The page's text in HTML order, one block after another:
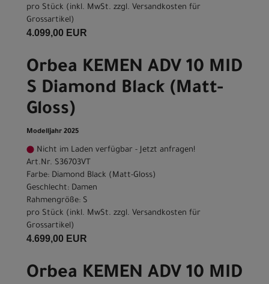
pro Stück (inkl. MwSt. zzgl. Versandkosten für
Grossartikel )
4.099,00 EUR
Orbea KEMEN ADV 10 MID
S Diamond Black (Matt-
Gloss)
Modelljahr 2025
Nicht im Laden verfügbar - Jetzt anfragen!
Art.Nr. S36703VT
Farbe: Diamond Black (Matt-Gloss)
Geschlecht: Damen
Rahmengröße: S
pro Stück (inkl. MwSt. zzgl. Versandkosten für
Grossartikel )
4.699,00 EUR
Orbea KEMEN ADV 10 MID